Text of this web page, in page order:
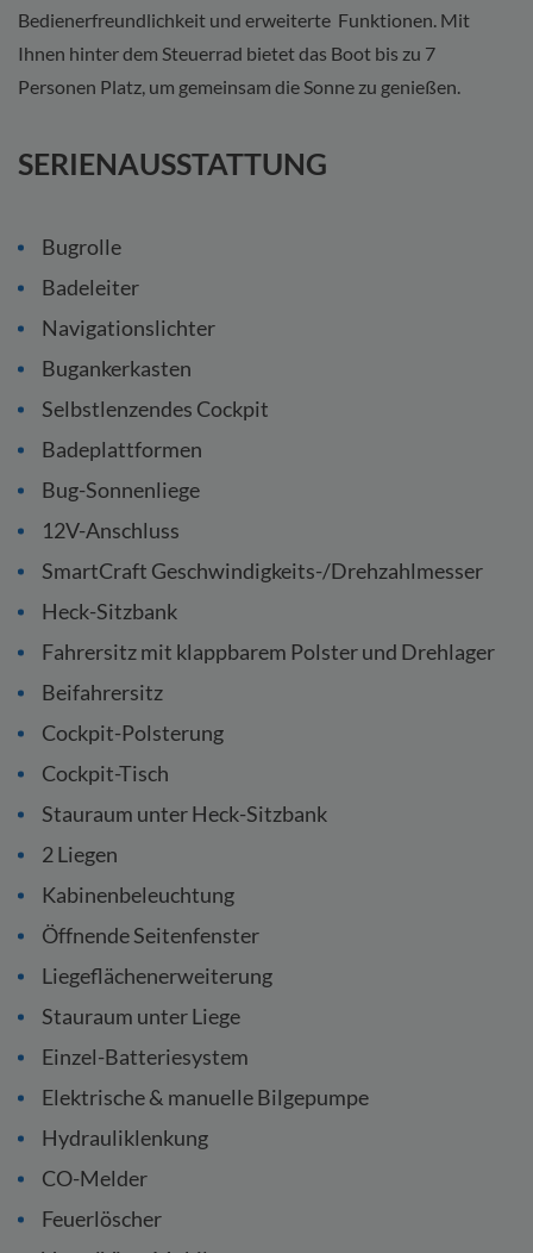
Bedienerfreundlichkeit und erweiterte Funktionen. Mit
Ihnen hinter dem Steuerrad bietet das Boot bis zu 7
Personen Platz, um gemeinsam die Sonne zu genießen.
SERIENAUSSTATTUNG
Bugrolle
Badeleiter
Navigationslichter
Bugankerkasten
Selbstlenzendes Cockpit
Badeplattformen
Bug-Sonnenliege
12V-Anschluss
SmartCraft Geschwindigkeits-/Drehzahlmesser
Heck-Sitzbank
Fahrersitz mit klappbarem Polster und Drehlager
Beifahrersitz
Cockpit-Polsterung
Cockpit-Tisch
Stauraum unter Heck-Sitzbank
2 Liegen
Kabinenbeleuchtung
Öffnende Seitenfenster
Liegeflächenerweiterung
Stauraum unter Liege
Einzel-Batteriesystem
Elektrische & manuelle Bilgepumpe
Hydrauliklenkung
CO-Melder
Feuerlöscher